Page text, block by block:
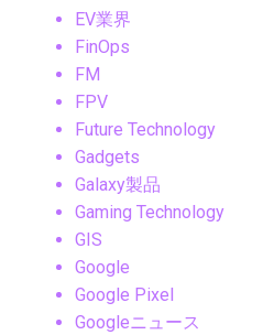
EV業界
FinOps
FM
FPV
Future Technology
Gadgets
Galaxy製品
Gaming Technology
GIS
Google
Google Pixel
Googleニュース